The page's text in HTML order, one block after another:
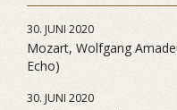
30. JUNI 2020
Mozart, Wolfgang
Echo)
30. JUNI 2020